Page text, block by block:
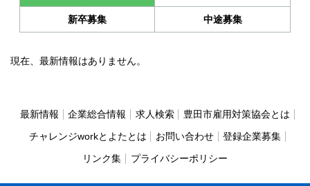
新卒募集 中途募集
現在、最新情報はありません。
最新情報 企業総合情報 求人検索
豊田市雇用対策協会とは
チャレンジworkとよたとは
お問い合わせ
登録企業募集
リンク集
プライバシーポリシー